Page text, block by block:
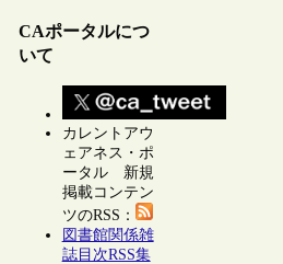
CAポータルにつ
いて
カレントアウ
ェアネス・ポ
ータル 新規
掲載コンテン
ツのRSS：
図書館関係雑
誌目次RSS集